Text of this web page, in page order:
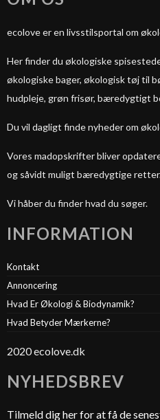
ecolove er en livsstilsportal om
Her finder du økologiske
økologiske bager, økologisk tøj til
hudpleje, grøn frisør, bæredygtigt
Du vil dagligt finde nyheder om
Vores madopskrifter bliver
og såvidt muligt bæredygtige
Vi håber du finder hvad du søger.
INFORMATION
Kontakt
Annoncering
Hvad Er Økologi & Biodynamik?
Hvad Betyder Mærkerne?
2020 ecolove.dk
NYHEDSBREV
Tilmeld dig her for at få de